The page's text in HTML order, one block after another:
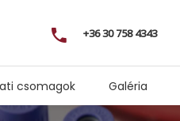
+36 30 758 4343
csomagok Galéria